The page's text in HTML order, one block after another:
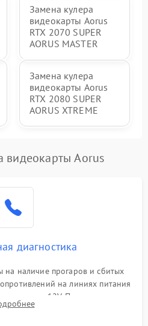
Замена кулера
видеокарты Aorus
RTX 2070 SUPER
AORUS MASTER
Замена кулера
видеокарты Aorus
RTX 2080 SUPER
AORUS XTREME
видеокарты Aorus
диагностика
на наличие прогаров и сбитых
на линиях питания
разъемах 12V. Проверка на
дросселей питания GPU и